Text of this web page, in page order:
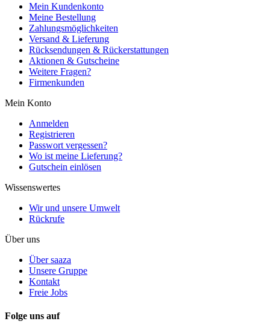
Mein Kundenkonto
Meine Bestellung
Zahlungsmöglichkeiten
Versand & Lieferung
Rücksendungen & Rückerstattungen
Aktionen & Gutscheine
Weitere Fragen?
Firmenkunden
Mein Konto
Anmelden
Registrieren
Passwort vergessen?
Wo ist meine Lieferung?
Gutschein einlösen
Wissenswertes
Wir und unsere Umwelt
Rückrufe
Über uns
Über saaza
Unsere Gruppe
Kontakt
Freie Jobs
Folge uns auf